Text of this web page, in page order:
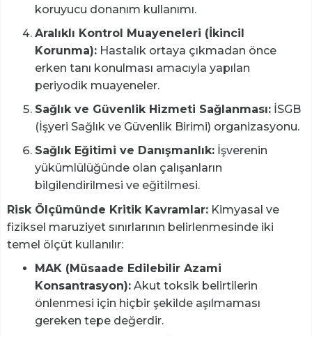
koruyucu donanım kullanımı.
Aralıklı Kontrol Muayeneleri (İkincil
Korunma): Hastalık ortaya çıkmadan önce
erken tanı konulması amacıyla yapılan
periyodik muayeneler.
Sağlık ve Güvenlik Hizmeti Sağlanması: İSGB
(İşyeri Sağlık ve Güvenlik Birimi) organizasyonu.
Sağlık Eğitimi ve Danışmanlık: İşverenin
yükümlülüğünde olan çalışanların
bilgilendirilmesi ve eğitilmesi.
Risk Ölçümünde Kritik Kavramlar: Kimyasal ve
fiziksel maruziyet sınırlarının belirlenmesinde iki
temel ölçüt kullanılır:
MAK (Müsaade Edilebilir Azami
Konsantrasyon): Akut toksik belirtilerin
önlenmesi için hiçbir şekilde aşılmaması
gereken tepe değerdir.